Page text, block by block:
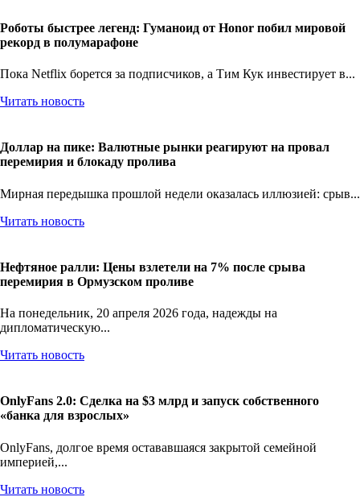
Роботы быстрее легенд: Гуманоид от Honor побил мировой
рекорд в полумарафоне
Пока Netflix борется за подписчиков, а Тим Кук инвестирует в...
Читать новость
Доллар на пике: Валютные рынки реагируют на провал
перемирия и блокаду пролива
Мирная передышка прошлой недели оказалась иллюзией: срыв...
Читать новость
Нефтяное ралли: Цены взлетели на 7% после срыва
перемирия в Ормузском проливе
На понедельник, 20 апреля 2026 года, надежды на
дипломатическую...
Читать новость
OnlyFans 2.0: Сделка на $3 млрд и запуск собственного
«банка для взрослых»
OnlyFans, долгое время остававшаяся закрытой семейной
империей,...
Читать новость